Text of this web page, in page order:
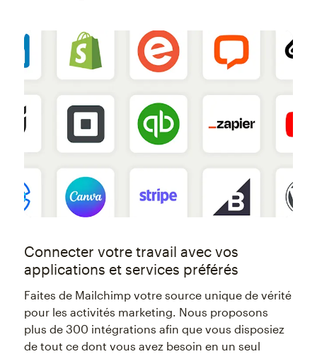
Connecter votre travail avec vos
applications et services préférés
Faites de Mailchimp votre source unique de vérité
pour les activités marketing. Nous proposons
plus de 300 intégrations afin que vous disposiez
de tout ce dont vous avez besoin en un seul